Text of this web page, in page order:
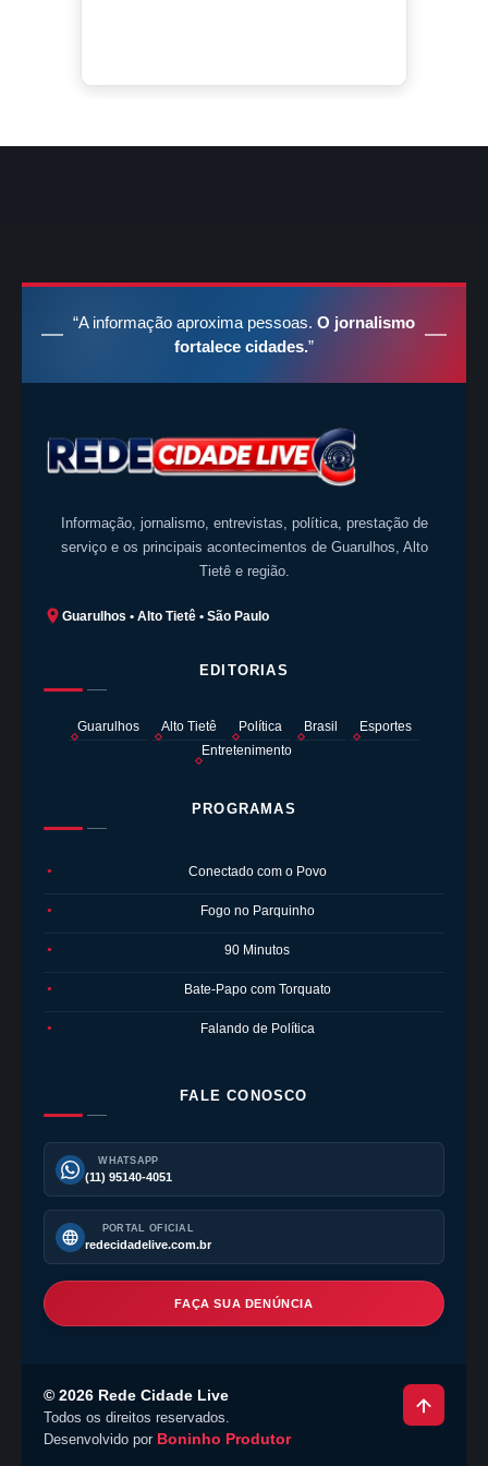
“A informação aproxima pessoas. O jornalismo
fortalece cidades.”
Informação, jornalismo, entrevistas, política, prestação de
serviço e os principais acontecimentos de Guarulhos, Alto
Tietê e região.
Guarulhos • Alto Tietê • São Paulo
EDITORIAS
Guarulhos Alto Tietê Política Brasil
Esportes
Entretenimento
PROGRAMAS
● Conectado com o Povo
● Fogo no Parquinho
● 90 Minutos
● Bate-Papo com Torquato
● Falando de Política
FALE CONOSCO
WHATSAPP
(11) 95140-4051
PORTAL OFICIAL
redecidadelive.com.br
FAÇA SUA DENÚNCIA
© 2026 Rede Cidade Live
Todos os direitos reservados.
Desenvolvido por Boninho Produtor